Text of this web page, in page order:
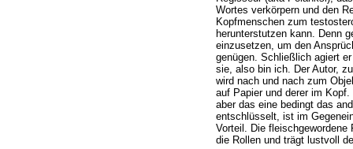
Wortes verkörpern und den
Kopfmenschen zum
herunterstutzen kann. Denn
einzusetzen, um den
genügen. Schließlich agiert
sie, also bin ich. Der Autor,
wird nach und nach zum
auf Papier und derer im
aber das eine bedingt das
entschlüsselt, ist im
Vorteil. Die
die Rollen und trägt lustvoll